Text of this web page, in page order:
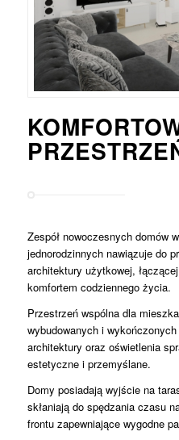
Zespół nowoczesnych domów
jednorodzinnych nawiązuje do
architektury użytkowej,
komfortem codziennego życia.
Przestrzeń wspólna dla
wybudowanych i
architektury oraz oświetlenia
estetyczne i przemyślane.
Domy posiadają wyjście na
skłaniają do spędzania czasu
frontu zapewniające wygodne